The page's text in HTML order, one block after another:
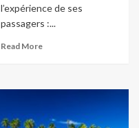
l’expérience de ses
passagers :...
Read More